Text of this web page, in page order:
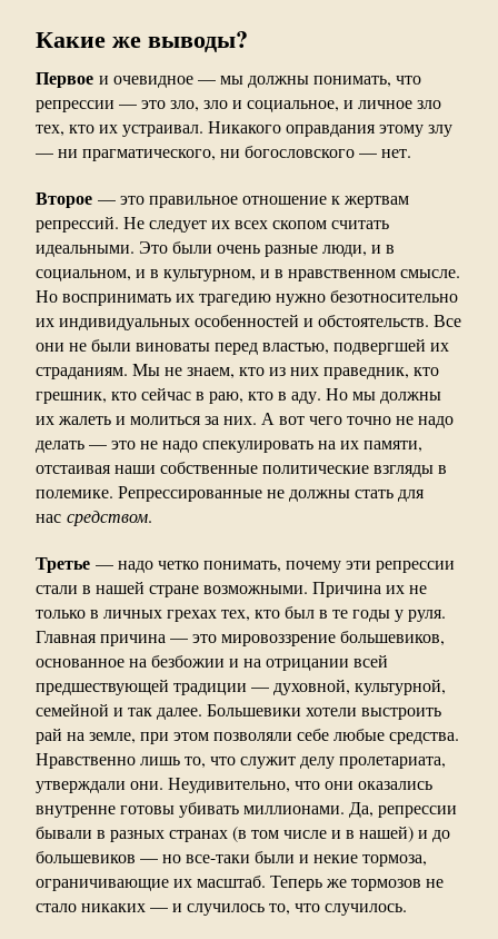
Какие же выводы?
Первое и очевидное — мы должны понимать, что
репрессии — это зло, зло и социальное, и личное зло
тех, кто их устраивал. Никакого оправдания этому злу
— ни прагматического, ни богословского — нет.
Второе — это правильное отношение к жертвам
репрессий. Не следует их всех скопом считать
идеальными. Это были очень разные люди, и в
социальном, и в культурном, и в нравственном смысле.
Но воспринимать их трагедию нужно безотносительно
их индивидуальных особенностей и обстоятельств. Все
они не были виноваты перед властью, подвергшей их
страданиям. Мы не знаем, кто из них праведник, кто
грешник, кто сейчас в раю, кто в аду. Но мы должны
их жалеть и молиться за них. А вот чего точно не надо
делать — это не надо спекулировать на их памяти,
отстаивая наши собственные политические взгляды в
полемике. Репрессированные не должны стать для
нас средством.
Третье — надо четко понимать, почему эти репрессии
стали в нашей стране возможными. Причина их не
только в личных грехах тех, кто был в те годы у руля.
Главная причина — это мировоззрение большевиков,
основанное на безбожии и на отрицании всей
предшествующей традиции — духовной, культурной,
семейной и так далее. Большевики хотели выстроить
рай на земле, при этом позволяли себе любые средства.
Нравственно лишь то, что служит делу пролетариата,
утверждали они. Неудивительно, что они оказались
внутренне готовы убивать миллионами. Да, репрессии
бывали в разных странах (в том числе и в нашей) и до
большевиков — но все-таки были и некие тормоза,
ограничивающие их масштаб. Теперь же тормозов не
стало никаких — и случилось то, что случилось.